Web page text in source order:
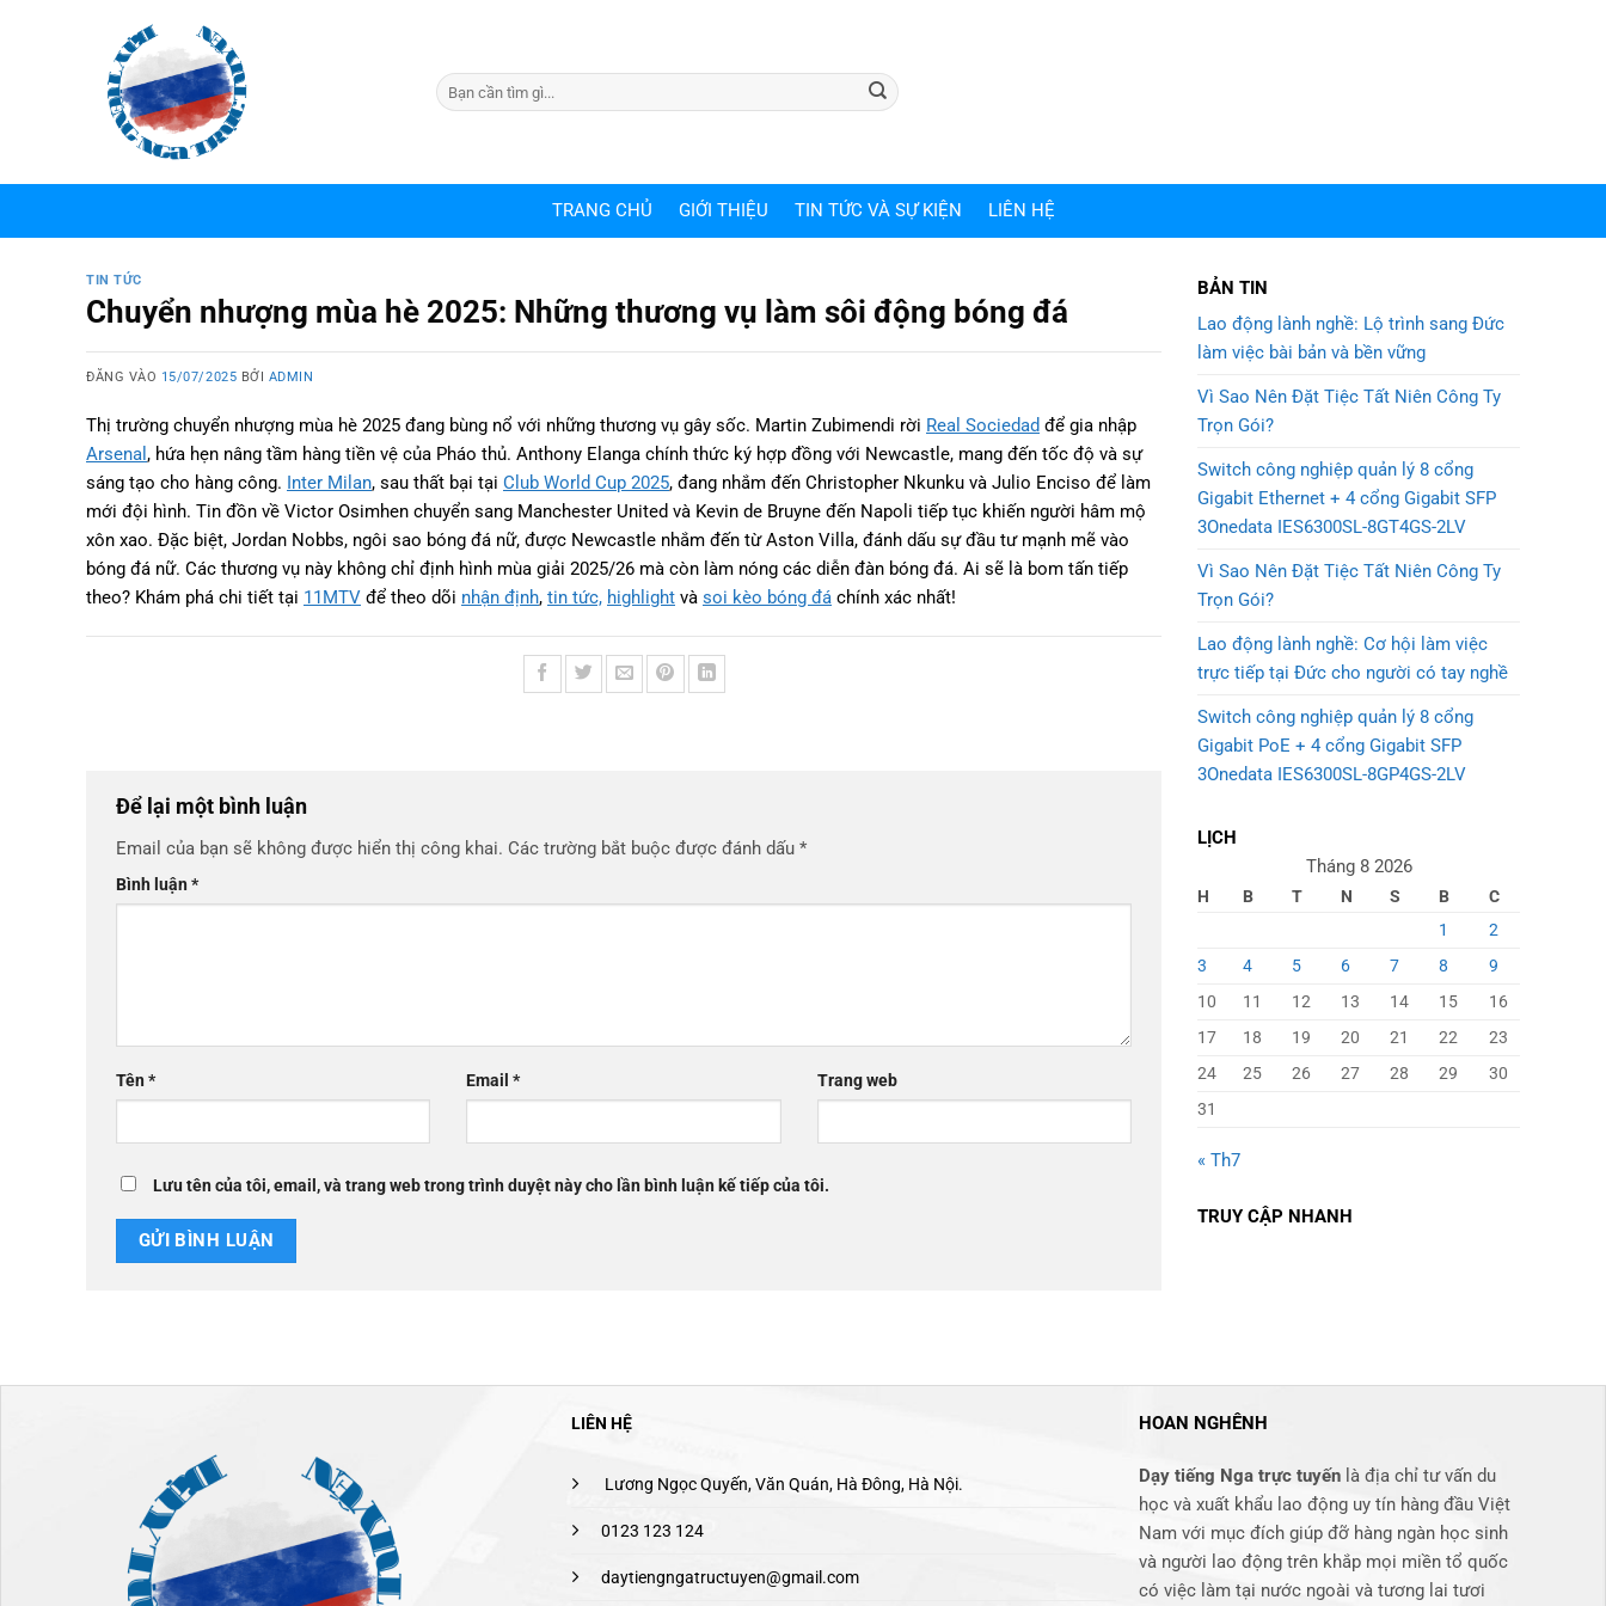
TRANG CHỦ GIỚI THIỆU TIN TỨC VÀ SỰ KIỆN LIÊN HỆ
TIN TỨC
Chuyển nhượng mùa hè 2025: Những thương vụ làm sôi động bóng đá
ĐĂNG VÀO 15/07/2025 BỞI ADMIN
Thị trường chuyển nhượng mùa hè 2025 đang bùng nổ với những thương vụ gây sốc. Martin Zubimendi rời Real Sociedad để gia nhập
Arsenal , hứa hẹn nâng tầm hàng tiền vệ của Pháo thủ. Anthony Elanga chính thức ký hợp đồng với Newcastle, mang đến tốc độ và sự
sáng tạo cho hàng công. Inter Milan, sau thất bại tại Club World Cup 2025, đang nhắm đến Christopher Nkunku và Julio Enciso để làm
mới đội hình. Tin đồn về Victor Osimhen chuyển sang Manchester United và Kevin de Bruyne đến Napoli tiếp tục khiến người hâm mộ
xôn xao. Đặc biệt, Jordan Nobbs, ngôi sao bóng đá nữ, được Newcastle nhắm đến từ Aston Villa, đánh dấu sự đầu tư mạnh mẽ vào
bóng đá nữ. Các thương vụ này không chỉ định hình mùa giải 2025/26 mà còn làm nóng các diễn đàn bóng đá. Ai sẽ là bom tấn tiếp
theo? Khám phá chi tiết tại 11MTV để theo dõi nhận định, tin tức, highlight và soi kèo bóng đá chính xác nhất!
Để lại một bình luận
Email của bạn sẽ không được hiển thị công khai. Các trường bắt buộc được đánh dấu *
Bình luận*
Tên* Email* Trang web
Lưu tên của tôi, email, và trang web trong trình duyệt này cho lần bình luận kế tiếp của tôi.
BẢN TIN
Lao động lành nghề: Lộ trình sang Đức
làm việc bài bản và bền vững
Vì Sao Nên Đặt Tiệc Tất Niên Công Ty
Trọn Gói?
Switch công nghiệp quản lý 8 cổng
Gigabit Ethernet + 4 cổng Gigabit SFP
3Onedata IES6300SL-8GT4GS-2LV
Vì Sao Nên Đặt Tiệc Tất Niên Công Ty
Trọn Gói?
Lao động lành nghề: Cơ hội làm việc
trực tiếp tại Đức cho người có tay nghề
Switch công nghiệp quản lý 8 cổng
Gigabit PoE + 4 cổng Gigabit SFP
3Onedata IES6300SL-8GP4GS-2LV
LỊCH
Tháng 8 2026
H B T N S B
C
1
2
3
4 5 6 7 8
9
10
11 12 13 14 15
16
17
18 19 20 21 22
23
24
25 26 27 28 29
30
31
« Th7
TRUY CẬP NHANH
LIÊN HỆ
Lương Ngọc Quyến, Văn Quán, Hà Đông, Hà Nội.
0123 123 124
daytiengngatructuyen@gmail.com
HOAN NGHÊNH
Dạy tiếng Nga trực tuyến là địa chỉ tư vấn du
học và xuất khẩu lao động uy tín hàng đầu Việt
Nam với mục đích giúp đỡ hàng ngàn học sinh
và người lao động trên khắp mọi miền tổ quốc
có việc làm tại nước ngoài và tương lai tươi